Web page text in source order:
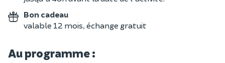
Bon cadeau
valable 12 mois, échange gratuit
Au programme :